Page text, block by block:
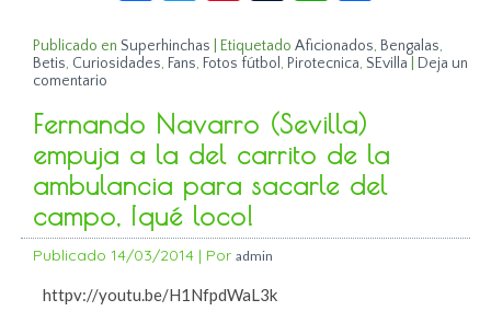
Publicado en Superhinchas Etiquetado Aficionados, Bengalas,
Betis, Curiosidades, Fans, Fotos fútbol , Pirotecnica, SEvilla
Deja un
comentario
Fernando Navarro (Sevilla)
empuja a la del carrito de la
ambulancia para sacarle del
campo, ¡qué loco!
Publicado 14/03/2014 | Por admin
httpv://youtu.be/H1NfpdWaL3k